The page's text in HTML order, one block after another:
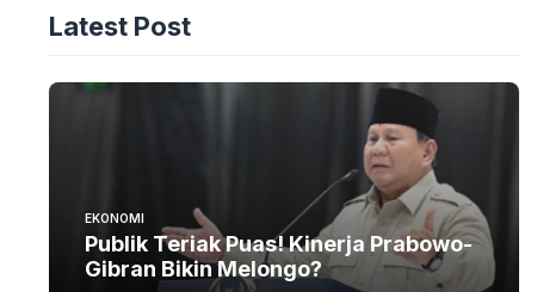
Latest Post
EKONOMI
Publik Teriak Puas! Kinerja Prabowo-
Gibran Bikin Melongo?